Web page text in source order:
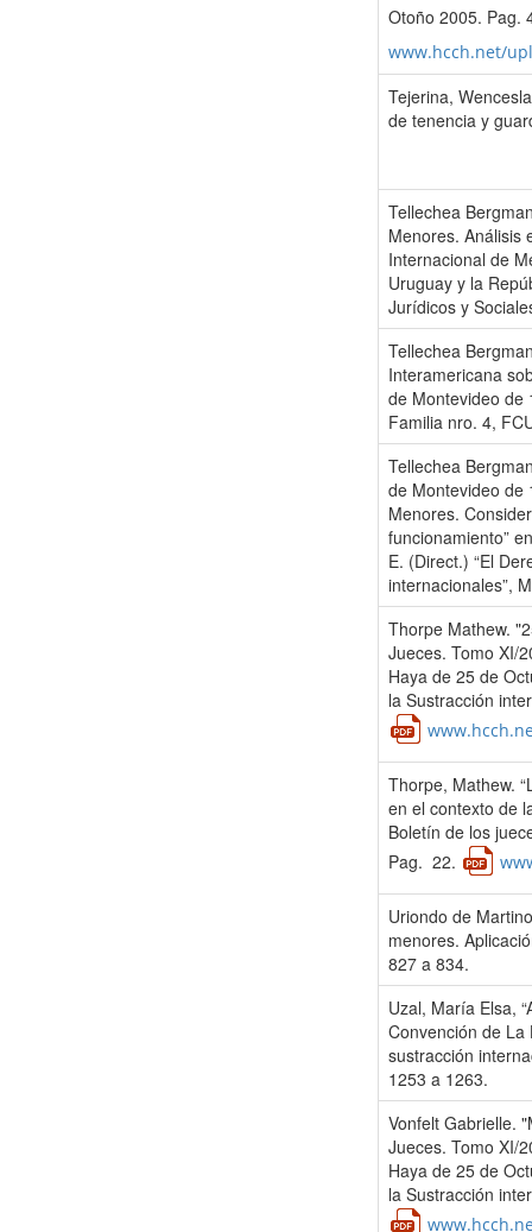
Otoño 2005. Pag.
www.hcch.net/
Tejerina,
de tenencia y
Tellechea
Menores. Análisis
Internacional de
Uruguay y la
Jurídicos y
Tellechea
Interamericana
de Montevideo de
Familia nro. 4,
Tellechea
de Montevideo de
Menores.
funcionamiento”
E. (Direct.) “El
internacionales”,
Thorpe Mathew.
Jueces. Tomo XI/
Haya de 25 de
la Sustracción
Thorpe, Mathew.
en el contexto de
Boletín de los
Pag. 22.
Uriondo de
menores.
827 a 834.
Uzal, María Elsa,
Convención de
sustracción
1253 a 1263.
Vonfelt Gabrielle.
Jueces. Tomo XI/
Haya de 25 de
la Sustracción